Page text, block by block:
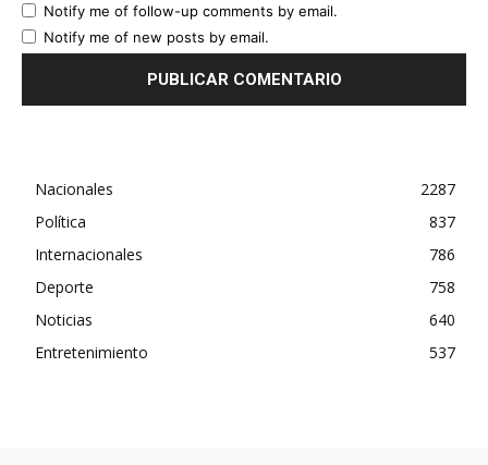
Notify me of follow-up comments by email.
Notify me of new posts by email.
Nacionales
2287
Política
837
Internacionales
786
Deporte
758
Noticias
640
Entretenimiento
537